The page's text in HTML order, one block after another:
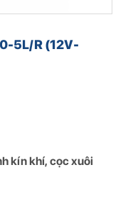
5L/R (12V-
kín khí, cọc xuôi